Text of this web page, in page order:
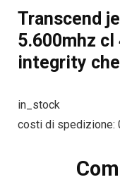
Transcend
5.600mhz
integrity
in_stock
costi di spedizione: